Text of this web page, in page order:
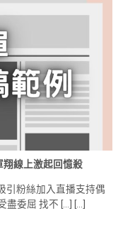
翔線上激起回憶殺
引粉絲加入直播支持偶
委屈 找不 [...] [...]